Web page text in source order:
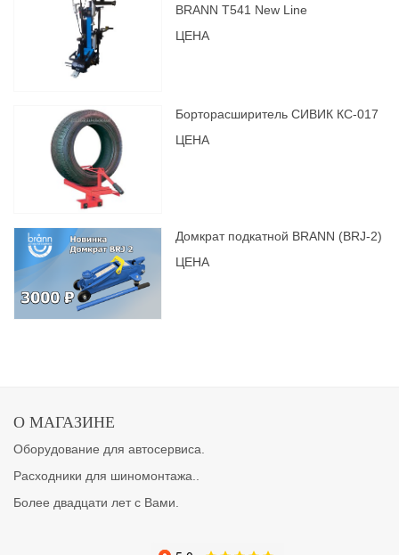
BRANN Т541 New Line
ЦЕНА
Борторасширитель СИВИК КС-017
ЦЕНА
Домкрат подкатной BRANN (BRJ-2)
ЦЕНА
О МАГАЗИНЕ
Оборудование для автосервиса.
Расходники для шиномонтажа..
Более двадцати лет с Вами.